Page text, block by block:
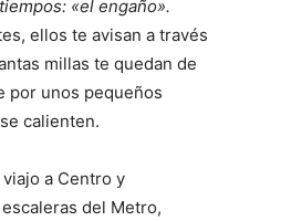
«el engaño».
ellos te avisan a través
millas te quedan de
por unos pequeños
calienten.
a Centro y
del Metro,